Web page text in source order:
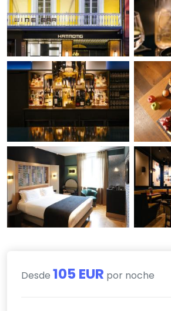
Desde 105 EUR por noche